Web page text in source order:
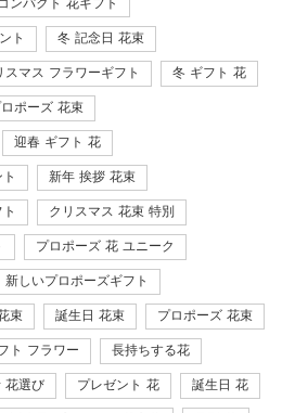
ンパクト 花ギフト
ト 冬 記念日 花束
スマス フラワーギフト 冬 ギフト 花
ポーズ 花束
迎春 ギフト 花
新年 挨拶 花束
クリスマス 花束 特別
プロポーズ 花 ユニーク
新しいプロポーズギフト
束 誕生日 花束 プロポーズ 花束
ト フラワー 長持ちする花
花選び プレゼント 花 誕生日 花